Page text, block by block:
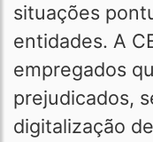
situações
entidades. A
empregados
prejudicados,
digitalização